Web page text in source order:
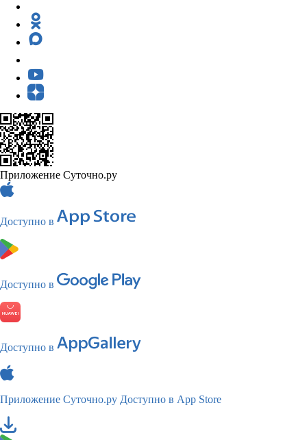
Приложение Суточно.ру
Доступно в
Доступно в
Доступно в
Приложение Суточно.ру Доступно в App Store